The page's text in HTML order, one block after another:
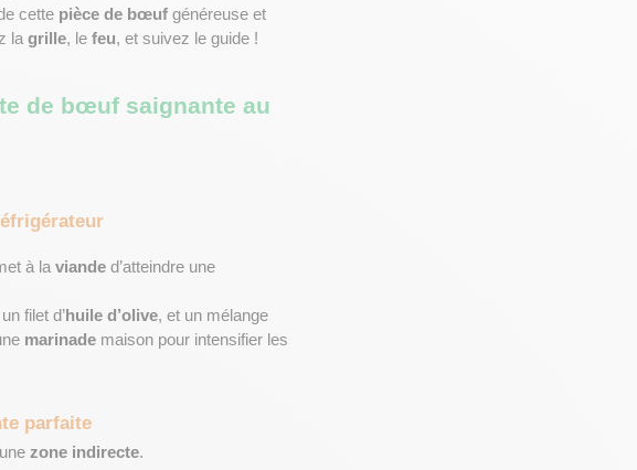
cette pièce de bœuf généreuse et
la grille, le feu, et suivez le guide !
de bœuf saignante au
à la viande
filet d’huile d’olive, et un mélange
marinade maison pour intensifier les
parfaite
zone indirecte.